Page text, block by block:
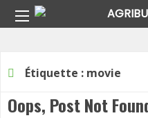
Étiquette : movie
Oops, Post Not